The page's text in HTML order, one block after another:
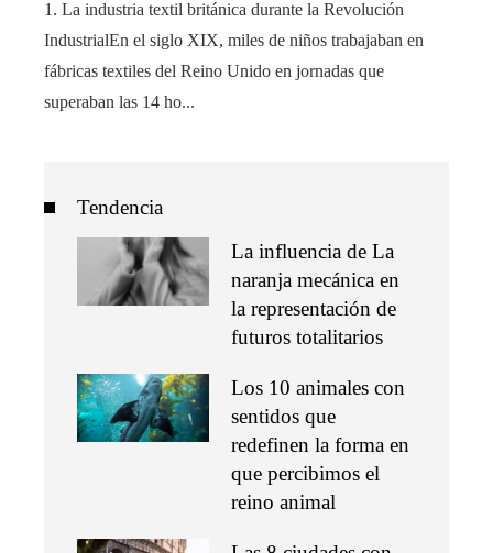
1. La industria textil británica durante la Revolución
IndustrialEn el siglo XIX, miles de niños trabajaban en
fábricas textiles del Reino Unido en jornadas que
superaban las 14 ho...
Tendencia
La influencia de La
naranja mecánica en
la representación de
futuros totalitarios
Los 10 animales con
sentidos que
redefinen la forma en
que percibimos el
reino animal